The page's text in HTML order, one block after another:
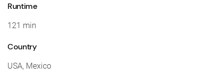
Runtime
121 min
Country
USA, Mexico